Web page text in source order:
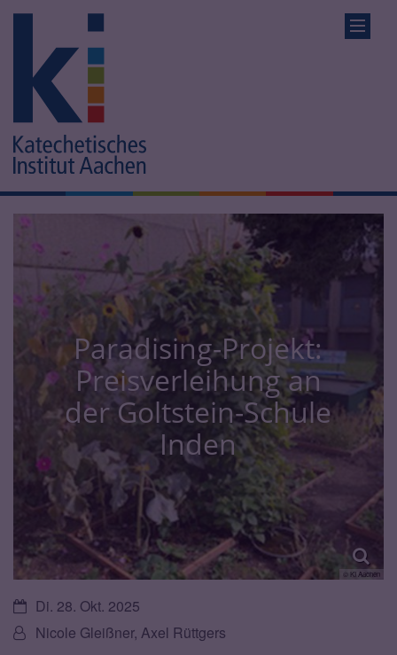
Paradising-Projekt:
Preisverleihung an
der Goltstein-Schule
Inden
© KI Aachen
Datum:Di. 28. Okt. 2025
Von:Nicole Gleißner, Axel Rüttgers